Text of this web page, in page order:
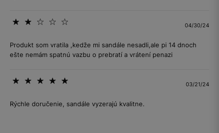
04/30/24
Produkt som vratila ,kedže mi sandále nesadli,ale pi 14 dnoch
ešte nemám spatnú vazbu o prebratí a vrátení penazi
03/21/24
Rýchle doručenie, sandále vyzerajú kvalitne.